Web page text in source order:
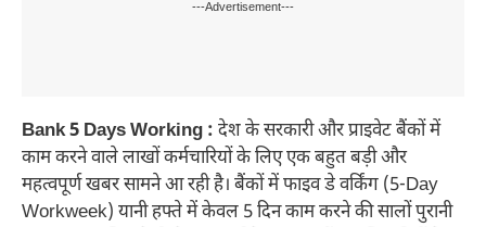
---Advertisement---
Bank 5 Days Working : देश के सरकारी और प्राइवेट बैंकों में
काम करने वाले लाखों कर्मचारियों के लिए एक बहुत बड़ी और
महत्वपूर्ण खबर सामने आ रही है। बैंकों में फाइव डे वर्किंग (5-Day
Workweek) यानी हफ्ते में केवल 5 दिन काम करने की सालों पुरानी